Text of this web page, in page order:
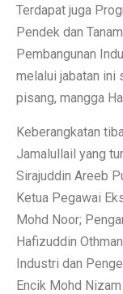
Terdapat juga
Pendek dan
Pembangunan
melalui jabatan ini
pisang, mangga
Keberangkatan
Jamalullail yang
Sirajuddin Areeb
Ketua Pegawai
Mohd Noor;
Hafizuddin
Industri dan
Encik Mohd